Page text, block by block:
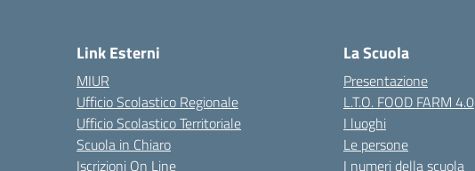
Link Esterni
MIUR
Ufficio Scolastico Regionale
Ufficio Scolastico Territoriale
Scuola in Chiaro
Iscrizioni On Line
La Scuola
Presentazione
L.T.O. FOOD FARM 4.0
I luoghi
Le persone
I numeri della scuola